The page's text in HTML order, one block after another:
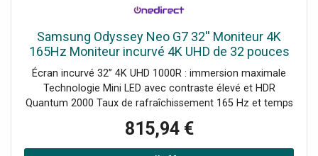
Samsung Odyssey Neo G7 32'' Moniteur 4K
165Hz Moniteur incurvé 4K UHD de 32 pouces
avec Mini LED, 165 Hz et HDR Quantum, pour
une performance visuelle
Écran incurvé 32” 4K UHD 1000R : immersion maximale
Technologie Mini LED avec contraste élevé et HDR
Quantum 2000 Taux de rafraîchissement 165 Hz et temps
sans saccades Dalle VA avec 1 milliard de couleurs pour
une image précise Hub USB intégré et connectivité HDMI
815,94 €